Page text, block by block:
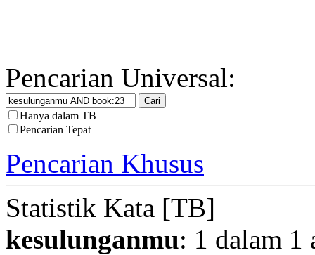
Pencarian Universal:
Hanya dalam TB
Pencarian Tepat
Pencarian Khusus
Statistik Kata [TB]
kesulunganmu: 1 dalam 1